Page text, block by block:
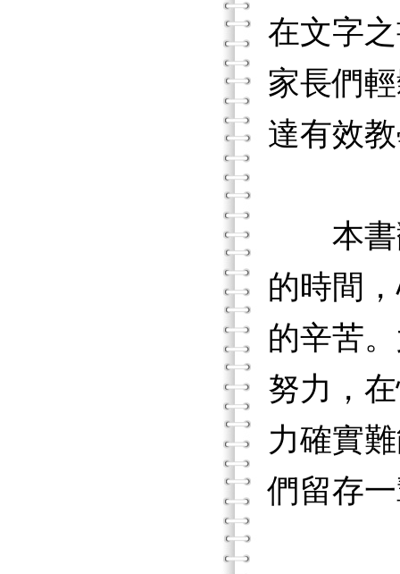
在文字
家長們
達有效
本書翻
的時間
的辛苦
努力，
力確實
們留存